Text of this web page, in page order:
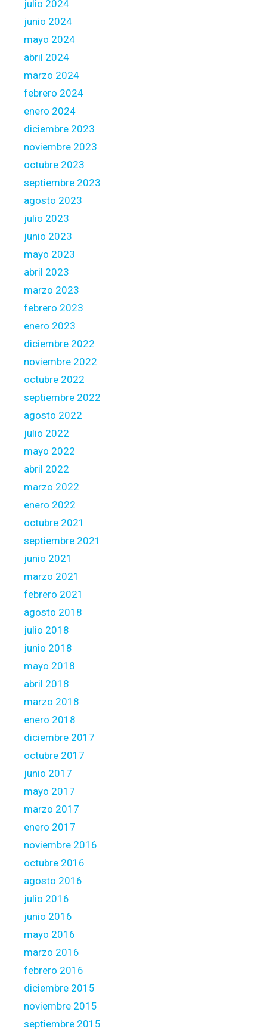
julio 2024
junio 2024
mayo 2024
abril 2024
marzo 2024
febrero 2024
enero 2024
diciembre 2023
noviembre 2023
octubre 2023
septiembre 2023
agosto 2023
julio 2023
junio 2023
mayo 2023
abril 2023
marzo 2023
febrero 2023
enero 2023
diciembre 2022
noviembre 2022
octubre 2022
septiembre 2022
agosto 2022
julio 2022
mayo 2022
abril 2022
marzo 2022
enero 2022
octubre 2021
septiembre 2021
junio 2021
marzo 2021
febrero 2021
agosto 2018
julio 2018
junio 2018
mayo 2018
abril 2018
marzo 2018
enero 2018
diciembre 2017
octubre 2017
junio 2017
mayo 2017
marzo 2017
enero 2017
noviembre 2016
octubre 2016
agosto 2016
julio 2016
junio 2016
mayo 2016
marzo 2016
febrero 2016
diciembre 2015
noviembre 2015
septiembre 2015